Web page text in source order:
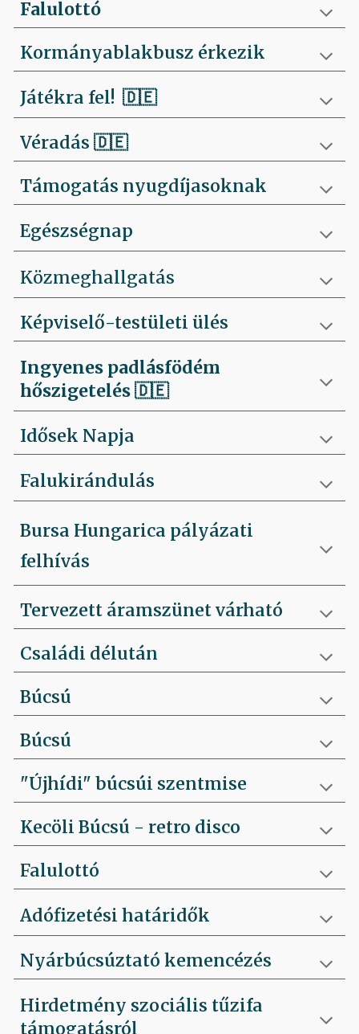
Falulottó
Kormányablakbusz érkezik
Játékra fel!🇩🇪
Véradás🇩🇪
Támogatás nyugdíjasoknak
Egészségnap
Közmeghallgatás
Képviselő-testületi ülés
Ingyenes padlásfödém
hőszigetelés🇩🇪
Idősek Napja
Falukirándulás
Bursa Hungarica pályázati
felhívás
Tervezett áramszünet várható
Családi délután
Búcsú
Búcsú
"Újhídi" búcsúi szentmise
Kecöli Búcsú - retro disco
Falulottó
Adófizetési határidők
Nyárbúcsúztató kemencézés
Hirdetmény szociális tűzifa
támogatásról